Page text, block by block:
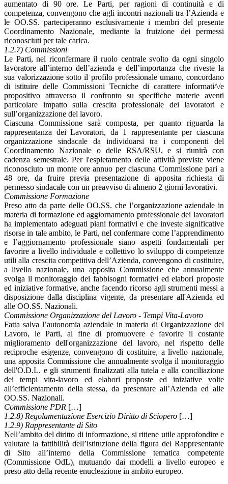
aumentato di 90 ore. Le Parti, per ragioni di continuità e di
competenza, convengono che agli incontri nazionali tra l’Azienda e
le OO.SS. parteciperanno esclusivamente i membri del presente
Coordinamento Nazionale, mediante la fruizione dei permessi
riconosciuti per tale carica.
1.2.7) Commissioni
Le Parti, nel riconfermare il ruolo centrale svolto da ogni singolo
lavoratore all’interno dell’azienda e dell’importanza che riveste la
sua valorizzazione sotto il profilo professionale umano, concordano
di istituire delle Commissioni Tecniche di carattere informati^/e
propositivo attraverso il confronto su specifiche materie aventi
particolare impatto sulla crescita professionale dei lavoratori e
sull’organizzazione del lavoro.
Ciascuna Commissione sarà composta, per quanto riguarda la
rappresentanza dei Lavoratori, da 1 rappresentante per ciascuna
organizzazione sindacale da individuarsi tra i componenti del
Coordinamento Nazionale o delle RSA/RSU, e si riunirà con
cadenza semestrale. Per l'espletamento delle attività previste viene
riconosciuto un monte ore annuo per ciascuna Commissione pari a
48 ore, da fruire previa presentazione di apposita richiesta di
permesso sindacale con un preavviso di almeno 2 giorni lavorativi.
Commissione Formazione
Preso atto da parte delle OO.SS. che l’organizzazione aziendale in
materia di formazione ed aggiornamento professionale dei lavoratori
ha implementato adeguati piani formativi e che investe significative
risorse in tale ambito, le Parti, nel confermare come l’apprendimento
e l’aggiornamento professionale siano aspetti fondamentali per
favorire a livello individuale e collettivo lo sviluppo di competenze
utili alla crescita competitiva dell’Azienda, convengono di costituire,
a livello nazionale, una apposita Commissione che annualmente
svolga il monitoraggio dei fabbisogni formativi ed elabori proposte
ed iniziative formative, anche facendo ricorso agli strumenti messi a
disposizione dalla disciplina vigente, da presentare all'Azienda ed
alle OO.SS. Nazionali.
Commissione Organizzazione del Lavoro - Tempi Vita-Lavoro
Fatta salva l’autonomia aziendale in materia di Organizzazione del
Lavoro, le Parti, al fine di promuovere e favorire il costante
miglioramento dell'organizzazione del lavoro, nel rispetto delle
reciproche esigenze, convengono di costituire, a livello nazionale,
una apposita Commissione che annualmente svolga il monitoraggio
dell'O.D.L. e gli strumenti finalizzati alla tutela e alla conciliazione
dei tempi vita-lavoro ed elabori proposte ed iniziative volte
all’efficientamento della stessa, da presentare all’Azienda ed alle
OO.SS. Nazionali.
Commissione PDR […]
1.2.8) Regolamentazione Esercizio Diritto di Sciopero […]
1.2.9) Rappresentante di Sito
Nell’ambito del diritto di informazione, si ritiene utile approfondire e
valutare la fattibilità dell’istituzione della figura del Rappresentante
di Sito all’interno della Commissione tematica competente
(Commissione OdL), mutuando dai modelli a livello europeo e
preso atto della recente enucleazione in ambito europeo.